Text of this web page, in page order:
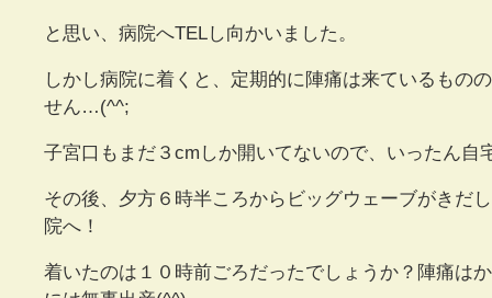
と思い、病院へTELし向かいました。
しかし病院に着くと、定期的に陣痛は来ているもの
せん…(^^;
子宮口もまだ３cmしか開いてないので、いったん自
その後、夕方６時半ころからビッグウェーブがきだ
院へ！
着いたのは１０時前ごろだったでしょうか？陣痛は